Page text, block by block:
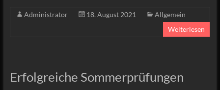
Administrator 18. August 2021
Allgemein
Weiterlesen
Erfolgreiche Sommerprüfungen